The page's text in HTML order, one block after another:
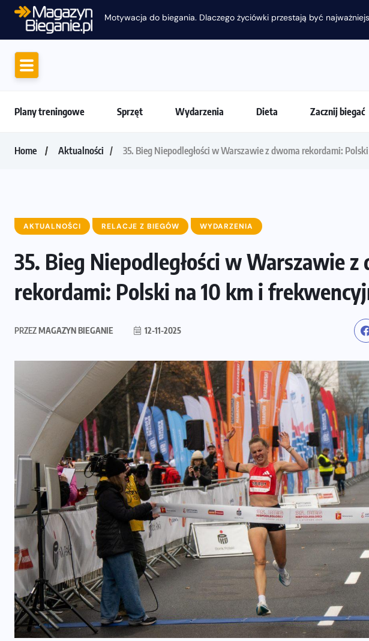
Motywacja do biegania. Dlaczego życiówki przestają być
Plany treningowe Sprzęt Wydarzenia Dieta Zacznij biegać
Home Aktualności 35. Bieg Niepodległości w Warszawie z dwoma rekordami:
AKTUALNOŚCI RELACJE Z BIEGÓW WYDARZENIA
35. Bieg Niepodległości w Warszawie z
rekordami: Polski na 10 km i
PRZEZMAGAZYN BIEGANIE 12-11-2025